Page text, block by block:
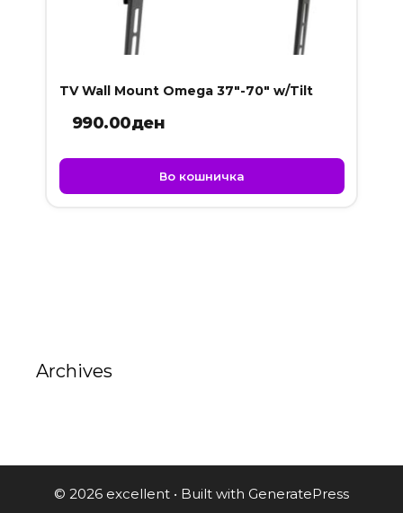
TV Wall Mount Omega 37″-70″ w/Tilt
990.00ден
Во кошничка
Archives
© 2026 excellent • Built with GeneratePress